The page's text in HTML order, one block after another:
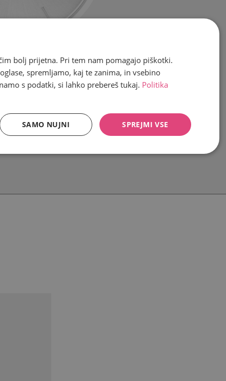
bolj prijetna. Pri tem nam pomagajo piškotki.
spremljamo, kaj te zanima, in vsebino
s podatki, si lahko prebereš tukaj. Politika
SPREJMI VSE
SAMO NUJNI